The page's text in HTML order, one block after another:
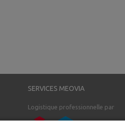
SERVICES MEOVIA
Logistique professionnelle par